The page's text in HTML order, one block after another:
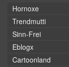
Hornoxe
Trendmutti
Sinn-Frei
Eblogx
Cartoonland